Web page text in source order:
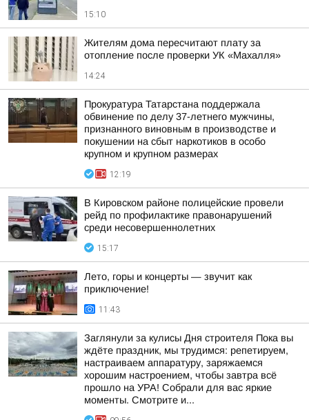
15:10
Жителям дома пересчитают плату за
отопление после проверки УК «Махалля»
14:24
Прокуратура Татарстана поддержала
обвинение по делу 37-летнего мужчины,
признанного виновным в производстве и
покушении на сбыт наркотиков в особо
крупном и крупном размерах
12:19
В Кировском районе полицейские провели
рейд по профилактике правонарушений
среди несовершеннолетних
15:17
Лето, горы и концерты — звучит как
приключение!
11:43
Заглянули за кулисы Дня строителя Пока вы
ждёте праздник, мы трудимся: репетируем,
настраиваем аппаратуру, заряжаемся
хорошим настроением, чтобы завтра всё
прошло на УРА! Собрали для вас яркие
моменты. Смотрите и...